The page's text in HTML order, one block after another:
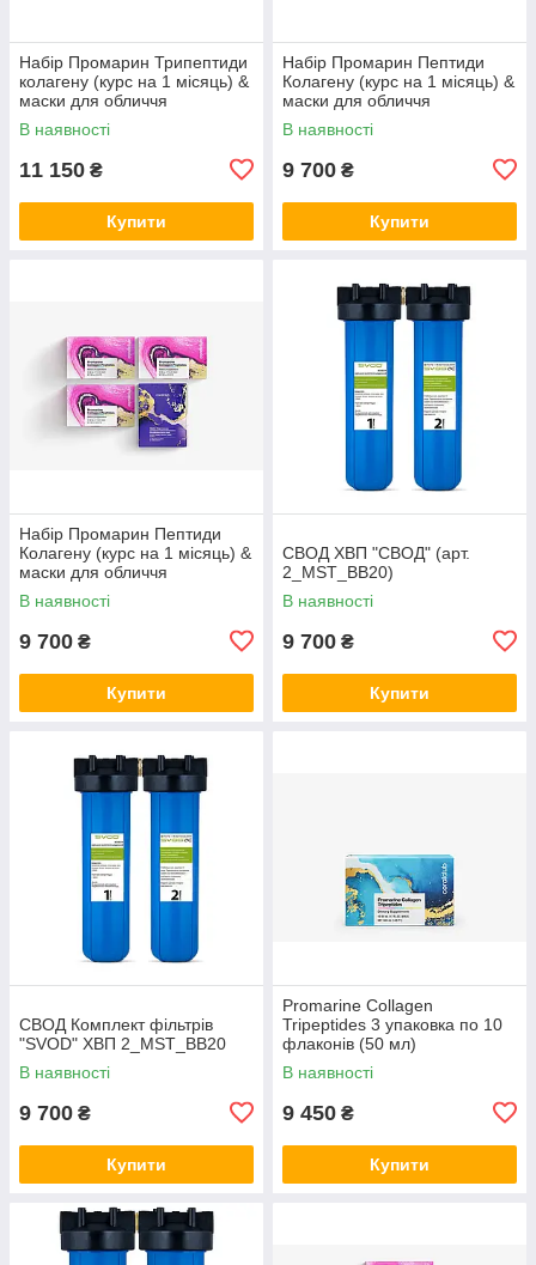
Набір Промарин Трипептиди
колагену (курс на 1 місяць) &
маски для обличчя
біоцелюлозні Skin Harmony
(5 саше)
В наявності
11 150 ₴
Купити
Набір Промарин Пептиди
Колагену (курс на 1 місяць) &
маски для обличчя
біоцелюлозні Hydro Boost (5
саше)
В наявності
9 700 ₴
Купити
Набір Промарин Пептиди
Колагену (курс на 1 місяць) &
маски для обличчя
біоцелюлозні Skin Harmony
(5 саше)
В наявності
9 700 ₴
Купити
СВОД ХВП "СВОД" (арт.
2_MST_BB20)
В наявності
9 700 ₴
Купити
СВОД Комплект фільтрів
"SVOD" ХВП 2_MST_BB20
В наявності
9 700 ₴
Купити
Promarine Collagen
Tripeptides 3 упаковка по 10
флаконів (50 мл)
В наявності
9 450 ₴
Купити